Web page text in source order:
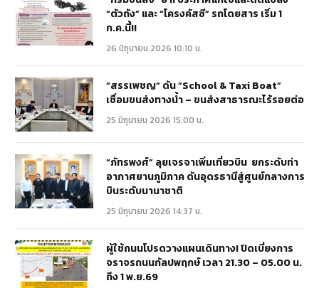
“ตัวถัง” และ “โครงคัสซี” รถโดยสาร เริ่ม 1
ก.ค.นี้!!
26 มิถุนายน 2026 10:10 น.
“สรรเพชญ” ดัน “School & Taxi Boat”
เชื่อมขนส่งทางน้ำ – ขนส่งสาธารณะไร้รอยต่อ
25 มิถุนายน 2026 15:00 น.
“ภัทรพงศ์” ลุยเจรจาเพิ่มเที่ยวบิน ยกระดับท่า
อากาศยานภูมิภาค ดันอุดรธานีสู่ศูนย์กลางการ
บินระดับนานาชาติ
25 มิถุนายน 2026 14:37 น.
ผู้ใช้ถนนโปรดวางแผนเดินทาง! ปิดเบี่ยงการ
จราจรถนนกัลปพฤกษ์ เวลา 21.30 – 05.00 น.
ถึง 1 พ.ย.69